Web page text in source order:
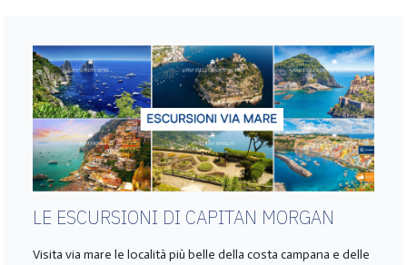
LE ESCURSIONI DI CAPITAN MORGAN
Visita via mare le località più belle della costa campana e delle